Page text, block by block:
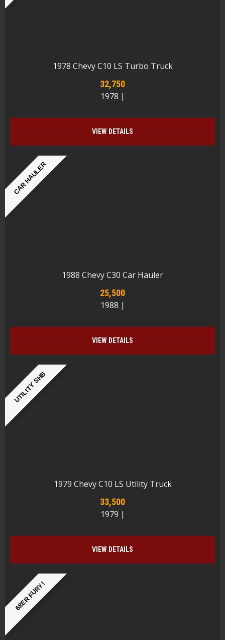
1978 Chevy C10 LS Turbo Truck
32,750
1978 |
VIEW DETAILS
CAR HAULER
1988 Chevy C30 Car Hauler
25,500
1988 |
VIEW DETAILS
UTILITY SHB
1979 Chevy C10 LS Utility Truck
33,500
1979 |
VIEW DETAILS
68ER FURY!